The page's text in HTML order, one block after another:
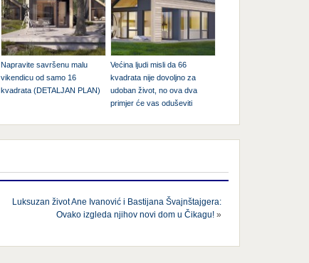
Napravite savršenu malu
vikendicu od samo 16
kvadrata (DETALJAN PLAN)
Većina ljudi misli da 66
kvadrata nije dovoljno za
udoban život, no ova dva
primjer će vas oduševiti
Luksuzan život Ane Ivanović i Bastijana Švajnštajgera:
Ovako izgleda njihov novi dom u Čikagu!»